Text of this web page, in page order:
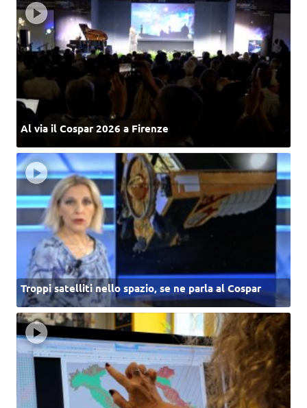
Al via il Cospar 2026 a Firenze
Troppi satelliti nello spazio, se ne parla al Cospar